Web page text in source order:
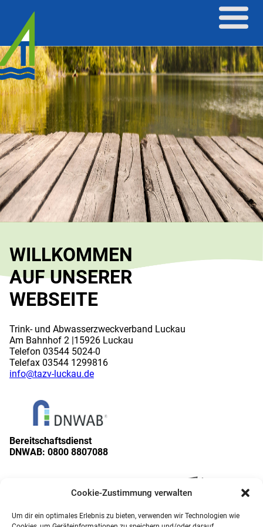
Cookie-Zustimmung verwalten
Um dir ein optimales Erlebnis zu bieten, verwenden wir Technologien wie
WILLKOMMEN
AUF UNSERER
WEBSEITE
Trink- und Abwasserzweckverband Luckau
Am Bahnhof 2 |15926 Luckau
Telefon 03544 5024-0
Telefax 03544 1299816
info@tazv-luckau.de
Bereitschaftsdienst
DNWAB: 0800 8807088